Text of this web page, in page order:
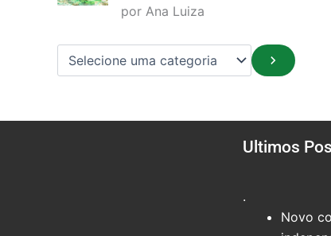
Avaliação
5
por Ana Luiza
Ultimos
.
Novo